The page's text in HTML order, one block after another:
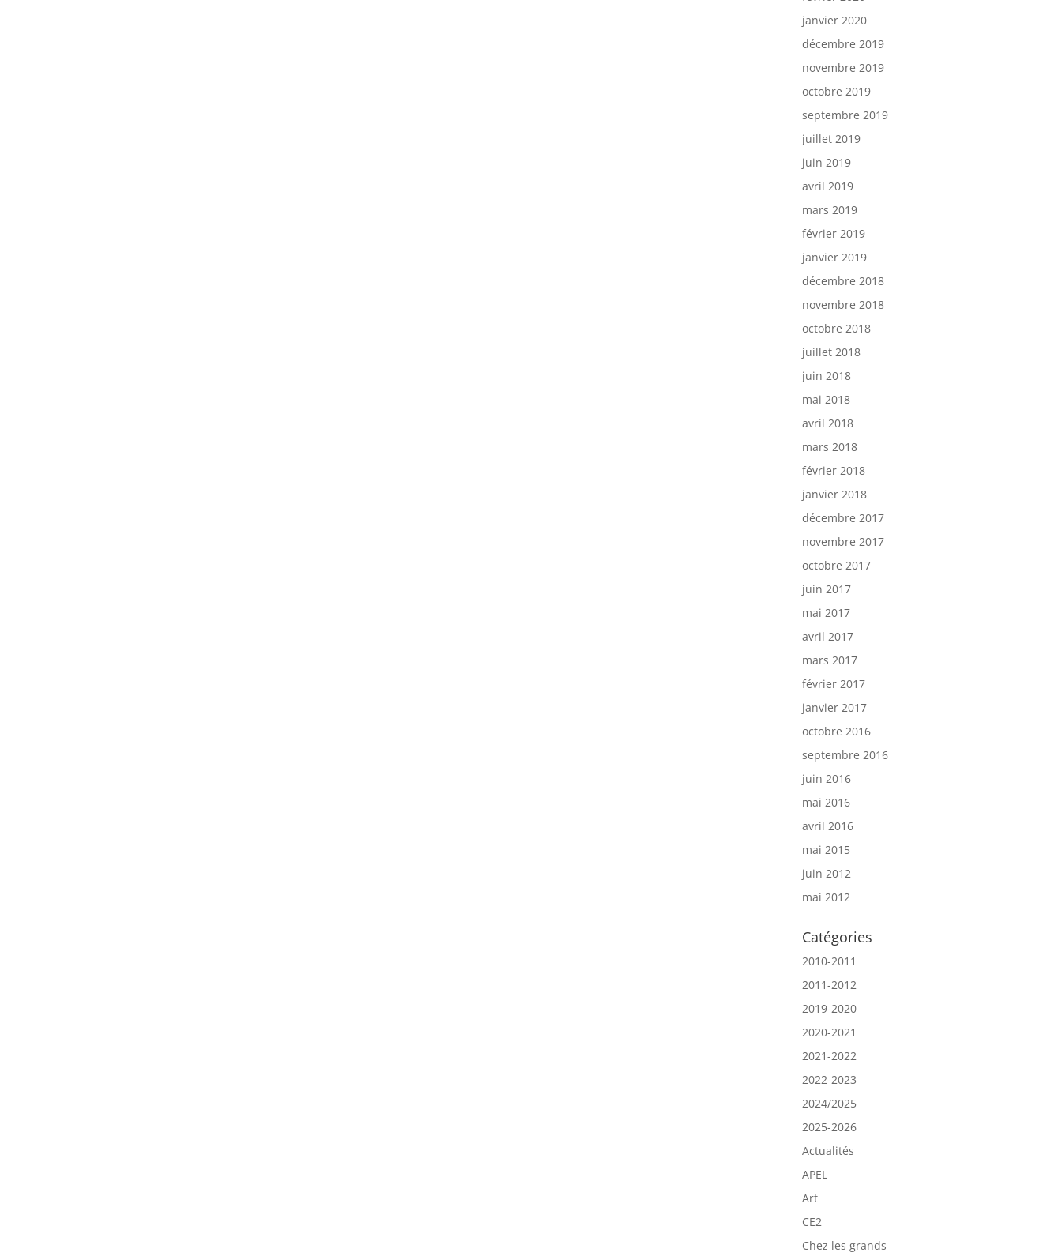
janvier 2020
décembre 2019
novembre 2019
octobre 2019
septembre 2019
juillet 2019
juin 2019
avril 2019
mars 2019
février 2019
janvier 2019
décembre 2018
novembre 2018
octobre 2018
juillet 2018
juin 2018
mai 2018
avril 2018
mars 2018
février 2018
janvier 2018
décembre 2017
novembre 2017
octobre 2017
juin 2017
mai 2017
avril 2017
mars 2017
février 2017
janvier 2017
octobre 2016
septembre 2016
juin 2016
mai 2016
avril 2016
mai 2015
juin 2012
mai 2012
Catégories
2010-2011
2011-2012
2019-2020
2020-2021
2021-2022
2022-2023
2024/2025
2025-2026
Actualités
APEL
Art
CE2
Chez les grands